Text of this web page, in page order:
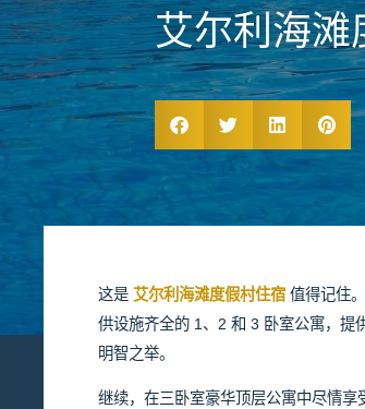
艾尔利海滩
这是 艾尔利海滩度假村住宿 值得记住
供设施齐全的 1、2 和 3 卧室公寓，提
明智之举。
继续，在三卧室豪华顶层公寓中尽情